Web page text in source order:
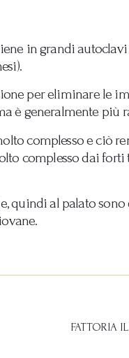
in grandi
per eliminare le
è generalmente più
complesso e ciò
complesso dai
al palato
FATTORIA